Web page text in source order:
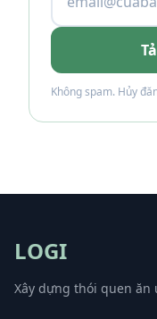
Không spam. Hủy
LOGI
Xây dựng thói quen